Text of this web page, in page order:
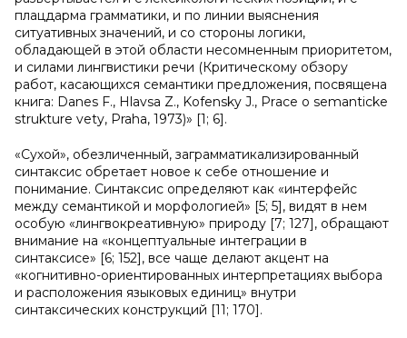
плацдарма грамматики, и по линии выяснения
ситуативных значений, и со стороны логики,
обладающей в этой области несомненным приоритетом,
и силами лингвистики речи (Критическому обзору
работ, касающихся семантики предложения, посвящена
книга: Danes F., Hlavsa Z., Kofensky J., Prace о semanticke
strukture vety, Praha, 1973)» [1; 6].
«Сухой», обезличенный, заграмматикализированный
синтаксис обретает новое к себе отношение и
понимание. Синтаксис определяют как «интерфейс
между семантикой и морфологией» [5; 5], видят в нем
особую «лингвокреативную» природу [7; 127], обращают
внимание на «концептуальные интеграции в
синтаксисе» [6; 152], все чаще делают акцент на
«когнитивно-ориентированных интерпретациях выбора
и расположения языковых единиц» внутри
синтаксических конструкций [11; 170].